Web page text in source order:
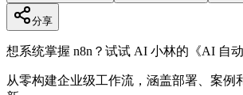
分享
想系统掌握 n8n？试试 AI 小林的《AI 自动
从零构建企业级工作流，涵盖部署、案例